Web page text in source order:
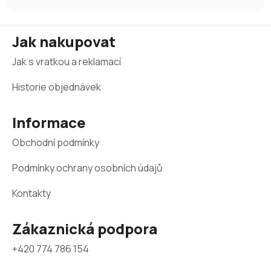
Jak nakupovat
Jak s vratkou a reklamací
Historie objednávek
Informace
Obchodní podmínky
Podmínky ochrany osobních údajů
Kontakty
Zákaznická podpora
+420 774 786 154